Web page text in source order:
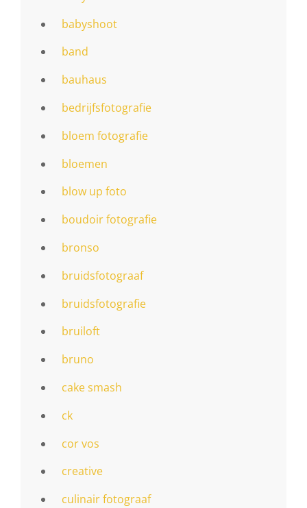
babyshoot
band
bauhaus
bedrijfsfotografie
bloem fotografie
bloemen
blow up foto
boudoir fotografie
bronso
bruidsfotograaf
bruidsfotografie
bruiloft
bruno
cake smash
ck
cor vos
creative
culinair fotograaf